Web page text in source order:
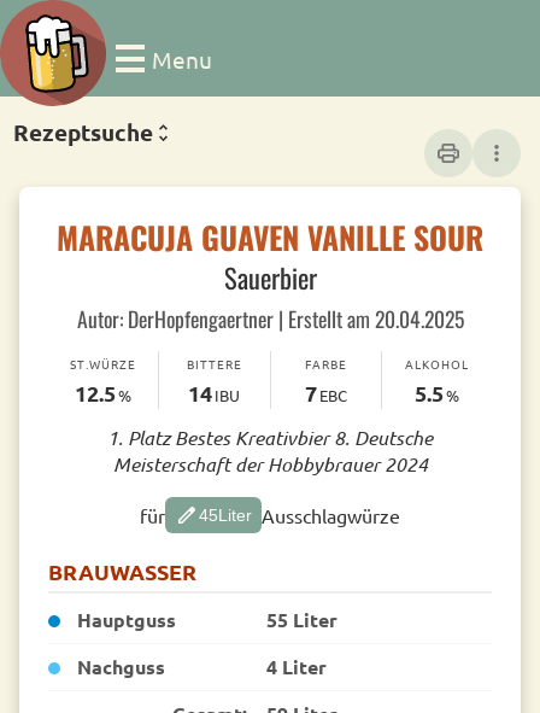
Menu
Rezeptsuche
print more_vert
MARACUJA GUAVEN VANILLE SOUR
Sauerbier
Autor: DerHopfengaertner | Erstellt am 20.04.2025
ST.WÜRZE
12.5%
BITTERE
14IBU
FARBE
7EBC
ALKOHOL
5.5%
1. Platz Bestes Kreativbier 8. Deutsche
Meisterschaft der Hobbybrauer 2024
für edit45Liter Ausschlagwürze
BRAUWASSER
Hauptguss
55 Liter
Nachguss
4 Liter